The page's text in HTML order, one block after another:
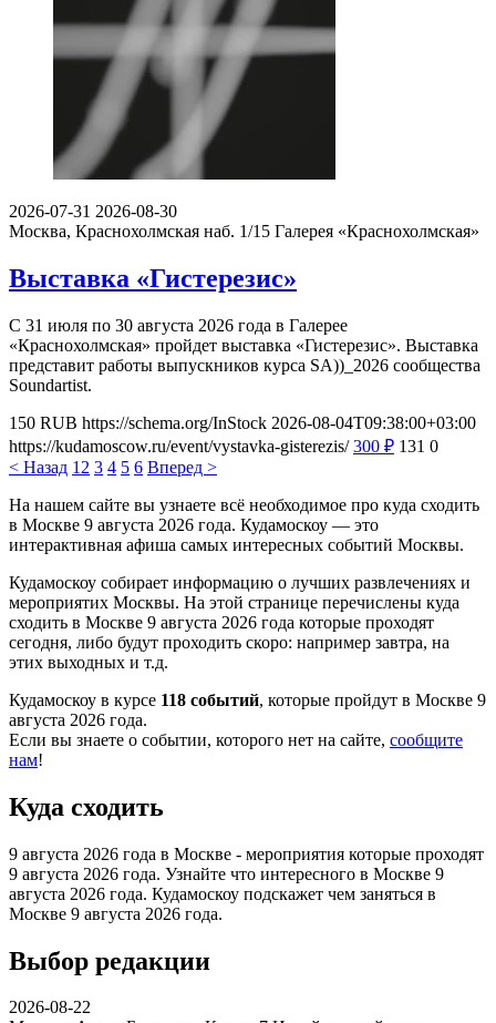
2026-07-31 2026-08-30
Москва, Краснохолмская наб. 1/15 Галерея «Краснохолмская»
Выставка «Гистерезис»
С 31 июля по 30 августа 2026 года в Галерее
«Краснохолмская» пройдет выставка «Гистерезис». Выставка
представит работы выпускников курса SA))_2026 сообщества
Soundartist.
150 RUB https://schema.org/InStock 2026-08-04T09:38:00+03:00
https://kudamoscow.ru/event/vystavka-gisterezis/ 300 ₽ 131 0
< Назад 1 2 3 4 5 6 Вперед >
На нашем сайте вы узнаете всё необходимое про куда сходить
в Москве 9 августа 2026 года. Кудамоскоу — это
интерактивная афиша самых интересных событий Москвы.
Кудамоскоу собирает информацию о лучших развлечениях и
мероприятих Москвы. На этой странице перечислены куда
сходить в Москве 9 августа 2026 года которые проходят
сегодня, либо будут проходить скоро: например завтра, на
этих выходных и т.д.
Кудамоскоу в курсе 118 событий, которые пройдут в Москве 9
августа 2026 года.
Если вы знаете о событии, которого нет на сайте, сообщите
нам!
Куда сходить
9 августа 2026 года в Москве - мероприятия которые проходят
9 августа 2026 года. Узнайте что интересного в Москве 9
августа 2026 года. Кудамоскоу подскажет чем заняться в
Москве 9 августа 2026 года.
Выбор редакции
2026-08-22